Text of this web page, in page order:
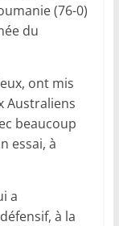
(76-0)
du
ont mis
Australiens
beaucoup
essai, à
a
à la